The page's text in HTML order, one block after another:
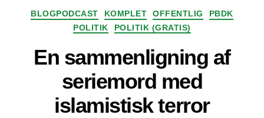
Kategorier
BLOGPODCAST KOMPLET OFFENTLIG
PBDK
POLITIK
POLITIK (GRATIS)
En sammenligning af
seriemord med
islamistisk terror